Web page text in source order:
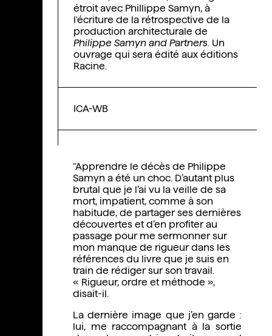
"Apprendre le décès de Philippe
Samyn a été un choc. D’autant plus
brutal que je l’ai vu la veille de sa
mort, impatient, comme à son
habitude, de partager ses dernières
découvertes et d’en profiter au
passage pour me sermonner sur
mon manque de rigueur dans les
références du livre que je suis en
train de rédiger sur son travail.
« Rigueur, ordre et méthode »,
disait-il.
La dernière image que j’en garde :
lui, me raccompagnant à la sortie
étroit avec Phillippe Samyn, à
l'écriture de la rétrospective de la
production architecturale de
Philippe Samyn and Partners. Un
ouvrage qui sera édité aux éditions
Racine.
ICA-WB